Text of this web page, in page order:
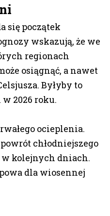
się początek
wskazują, że we
regionach
osiągnąć, a nawet
Byłyby to
2026 roku.
ocieplenia.
chłodniejszego
w kolejnych dniach.
dla wiosennej